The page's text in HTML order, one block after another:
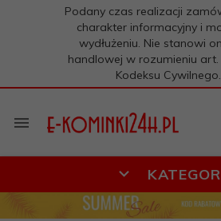
Podany czas realizacji
charakter informacyjny i
wydłużeniu. Nie stanowi
handlowej w rozumieniu art.
Kodeksu Cywilnego.